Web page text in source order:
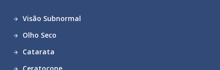
Visão Subnormal
Olho Seco
Catarata